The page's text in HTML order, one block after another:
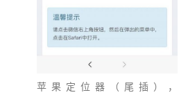
苹果定位器（尾插），